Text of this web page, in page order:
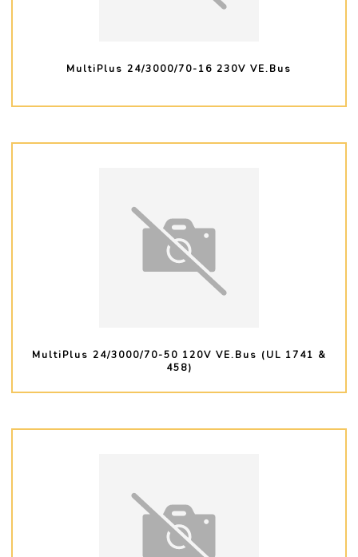
MultiPlus 24/3000/70-16 230V VE.Bus
MultiPlus 24/3000/70-50 120V VE.Bus (UL 1741 &
458)